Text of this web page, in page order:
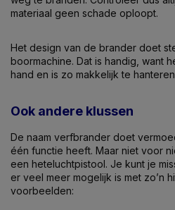
materiaal geen schade oploopt.
Het design van de brander doet
boormachine. Dat is handig, want
hand en is zo makkelijk te
Ook andere klussen
De naam verfbrander doet
één functie heeft. Maar niet voor
een heteluchtpistool. Je kunt je
er veel meer mogelijk is met zo’n
voorbeelden: